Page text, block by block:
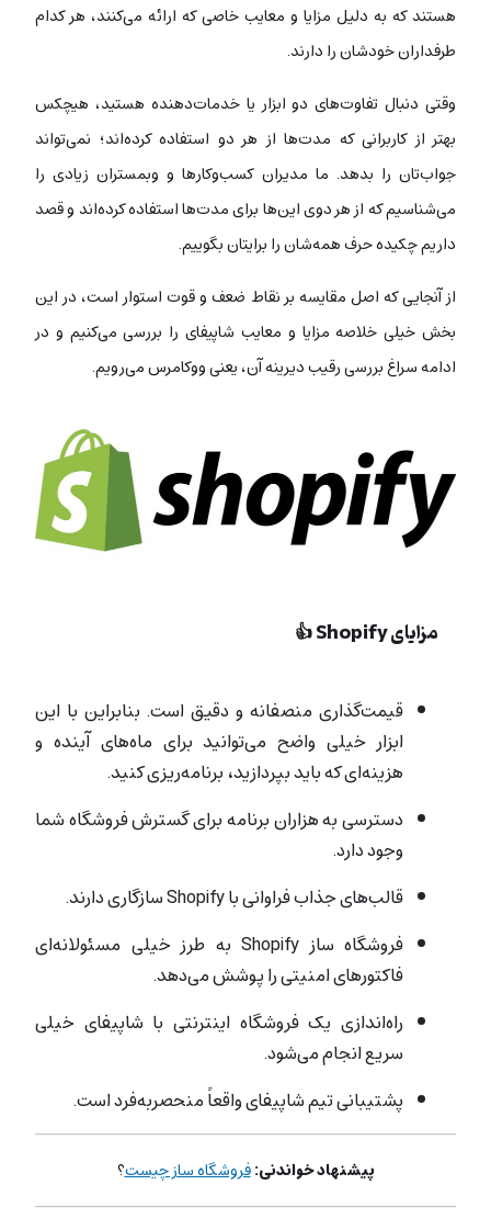
هستند که به دلیل مزایا و معایب خاصی که ارائه می‌کنند، هر کدام
طرفداران خودشان را دارند.
وقتی دنبال تفاوت‌های دو ابزار یا خدمات‌دهنده هستید، هیچکس
بهتر از کاربرانی که مدت‌ها از هر دو استفاده کرده‌اند؛ نمی‌تواند
جواب‌تان را بدهد. ما مدیران کسب‌و‌کارها و وبمستران زیادی را
می‌شناسیم که از هر دوی این‌ها برای مدت‌ها استفاده کرده‌اند و قصد
داریم چکیده‌ حرف‌ همه‌شان را برایتان بگوییم.
از آنجایی که اصل مقایسه بر نقاط ضعف و قوت استوار است، در این
بخش خیلی خلاصه مزایا و معایب شاپیفای را بررسی می‌کنیم و در
ادامه سراغ بررسی رقیب دیرینه آن، یعنی ووکامرس می‌رویم.
مزایای Shopify 👍
قیمت‌گذاری منصفانه‌ و دقیق است. بنابراین با این
ابزار خیلی واضح می‌توانید برای ماه‌های آینده و
هزینه‌ای که باید بپردازید، برنامه‌ریزی کنید.
دسترسی به هزاران برنامه برای گسترش فروشگاه شما
وجود دارد.
قالب‌های جذاب فراوانی با Shopify سازگاری دارند.
فروشگاه ‌ساز Shopify به طرز خیلی مسئولانه‌ای
فاکتورهای امنیتی را پوشش می‌دهد.
راه‌اندازی یک فروشگاه اینترنتی با شاپیفای خیلی
سریع انجام می‌شود.
پشتیبانی تیم شاپیفای واقعاً منحصربه‌فرد است.
پیشنهاد خواندنی:فروشگاه ساز چیست؟